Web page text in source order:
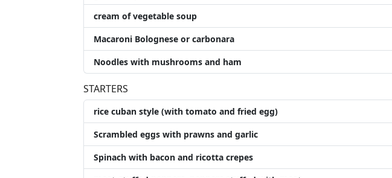
cream of vegetable soup
Macaroni Bolognese or carbonara
Noodles with mushrooms and ham
STARTERS
rice cuban style (with tomato and fried egg)
Scrambled eggs with prawns and garlic
Spinach with bacon and ricotta crepes